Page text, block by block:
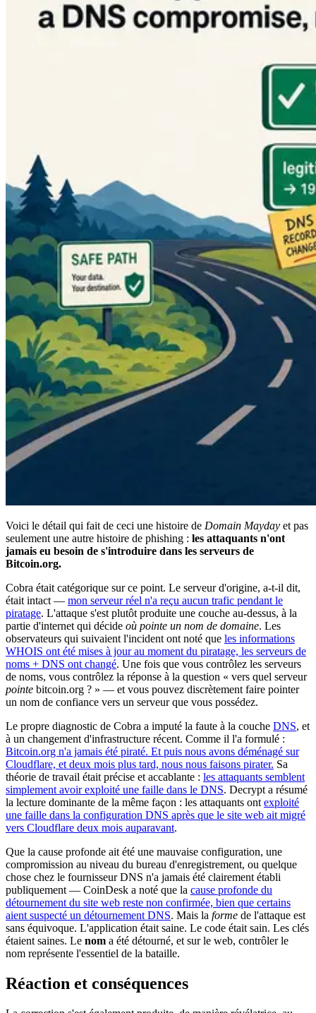
Voici le détail qui fait de ceci une histoire de Domain Mayday et pas
seulement une autre histoire de phishing : les attaquants n'ont
jamais eu besoin de s'introduire dans les serveurs de
Bitcoin.org.
Cobra était catégorique sur ce point. Le serveur d'origine, a-t-il dit,
était intact — mon serveur réel n'a reçu aucun trafic pendant le
piratage. L'attaque s'est plutôt produite une couche au-dessus, à la
partie d'internet qui décide où pointe un nom de domaine. Les
observateurs qui suivaient l'incident ont noté que les informations
WHOIS ont été mises à jour au moment du piratage, les serveurs de
noms + DNS ont changé. Une fois que vous contrôlez les serveurs
de noms, vous contrôlez la réponse à la question « vers quel serveur
pointe bitcoin.org ? » — et vous pouvez discrètement faire pointer
un nom de confiance vers un serveur que vous possédez.
Le propre diagnostic de Cobra a imputé la faute à la couche DNS, et
à un changement d'infrastructure récent. Comme il l'a formulé :
Bitcoin.org n'a jamais été piraté. Et puis nous avons déménagé sur
Cloudflare, et deux mois plus tard, nous nous faisons pirater. Sa
théorie de travail était précise et accablante : les attaquants semblent
simplement avoir exploité une faille dans le DNS. Decrypt a résumé
la lecture dominante de la même façon : les attaquants ont exploité
une faille dans la configuration DNS après que le site web ait migré
vers Cloudflare deux mois auparavant.
Que la cause profonde ait été une mauvaise configuration, une
compromission au niveau du bureau d'enregistrement, ou quelque
chose chez le fournisseur DNS n'a jamais été clairement établi
publiquement — CoinDesk a noté que la cause profonde du
détournement du site web reste non confirmée, bien que certains
aient suspecté un détournement DNS. Mais la forme de l'attaque est
sans équivoque. L'application était saine. Le code était sain. Les clés
étaient saines. Le nom a été détourné, et sur le web, contrôler le
nom représente l'essentiel de la bataille.
Réaction et conséquences